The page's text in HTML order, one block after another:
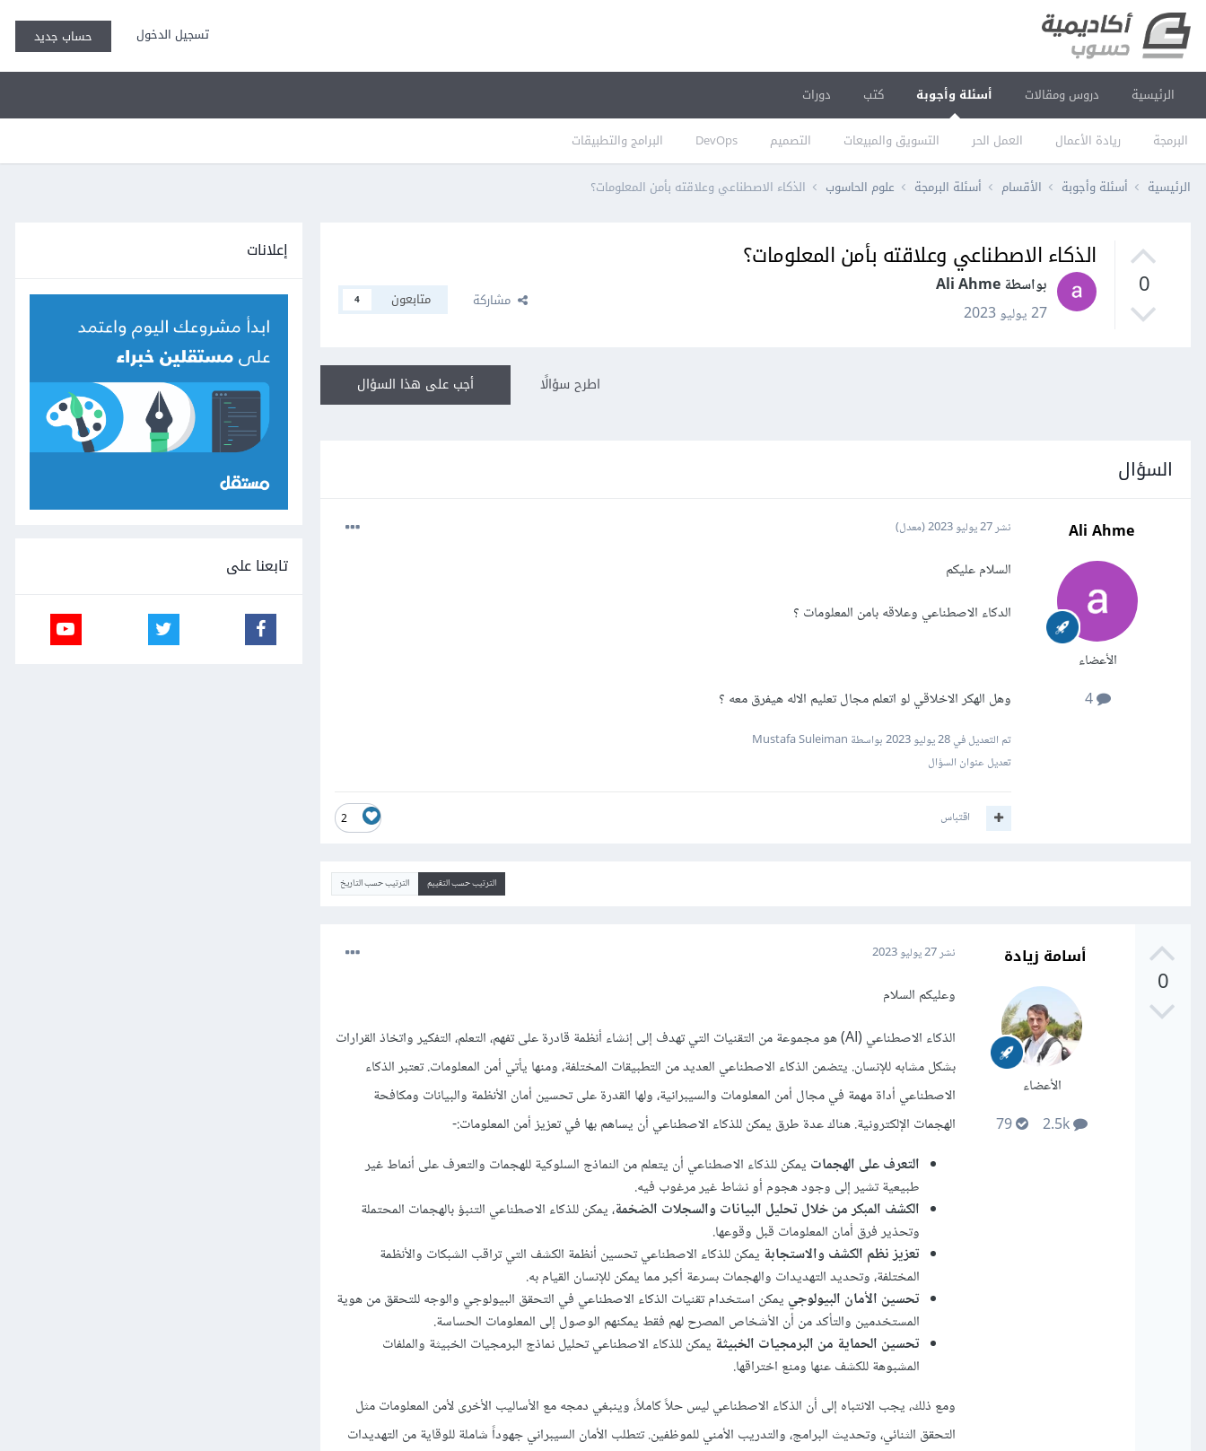
تسجيل الدخول حساب جديد
الرئيسية دروس ومقالات أسئلة وأجوبة
البرمجة ريادة الأعمال العمل الحر التسويق والمبيعات التصميم DevOps البرامج والتطبيقات
كتب دورات
الرئيسية أسئلة وأجوبة الأقسام أسئلة البرمجة علوم الحاسوب الذكاء الاصطناعي وعلاقته بأمن المعلومات؟
0
الذكاء الاصطناعي وعلاقته بأمن المعلومات؟
بواسطة Ali Ahme
27 يوليو 2023
مشاركة متابعون 4
أجب على هذا السؤال اطرح سؤالًا
السؤال
Ali Ahme
الأعضاء
4
نشر27 يوليو 2023 (معدل)
السلام عليكم
الدكاء الاصطناعي وعلاقه بامن المعلومات ؟
وهل الهكر الاخلاقي لو اتعلم مجال تعليم الاله هيفرق معه ؟
تم التعديل في28 يوليو 2023
بواسطة Mustafa Suleiman
تعديل عنوان السؤال
2 اقتباس
الترتيب حسب التقييم الترتيب حسب التاريخ
0
أسامة زيادة
الأعضاء
نشر27 يوليو 2023
وعليكم السلام
الذكاء الاصطناعي (AI) هو مجموعة من التقنيات التي تهدف إلى إنشاء أنظمة قادرة على تفهم، التعلم، التفكير واتخاذ القرارات
بشكل مشابه للإنسان. يتضمن الذكاء الاصطناعي العديد من التطبيقات المختلفة، ومنها يأتي أمن المعلومات. تعتبر الذكاء
الاصطناعي أداة مهمة في مجال أمن المعلومات والسيبرانية، ولها القدرة على تحسين أمان الأنظمة والبيانات ومكافحة
الهجمات الإلكترونية. هناك عدة طرق يمكن للذكاء الاصطناعي أن يساهم بها في تعزيز أمن المعلومات:-
التعرف على الهجمات يمكن للذكاء الاصطناعي أن يتعلم من النماذج السلوكية للهجمات والتعرف على أنماط غير
طبيعية تشير إلى وجود هجوم أو نشاط غير مرغوب فيه.
الكشف المبكر من خلال تحليل البيانات والسجلات الضخمة، يمكن للذكاء الاصطناعي التنبؤ بالهجمات المحتملة
وتحذير فرق أمان المعلومات قبل وقوعها.
تعزيز نظم الكشف والاستجابة يمكن للذكاء الاصطناعي تحسين أنظمة الكشف التي تراقب الشبكات والأنظمة
المختلفة، وتحديد التهديدات والهجمات بسرعة أكبر مما يمكن للإنسان القيام به.
تحسين الأمان البيولوجي يمكن استخدام تقنيات الذكاء الاصطناعي في التحقق البيولوجي والوجه للتحقق من هوية
المستخدمين والتأكد من أن الأشخاص المصرح لهم فقط يمكنهم الوصول إلى المعلومات الحساسة.
تحسين الحماية من البرمجيات الخبيثة يمكن للذكاء الاصطناعي تحليل نماذج البرمجيات الخبيثة والملفات
المشبوهة للكشف عنها ومنع اختراقها.
ومع ذلك، يجب الانتباه إلى أن الذكاء الاصطناعي ليس حلاً كاملاً، وينبغي دمجه مع الأساليب الأخرى لأمن المعلومات مثل
التحقق الثنائي، وتحديث البرامج، والتدريب الأمني للموظفين. تتطلب الأمان السيبراني جهوداً شاملة للوقاية من التهديدات
إعلانات
تابعنا على